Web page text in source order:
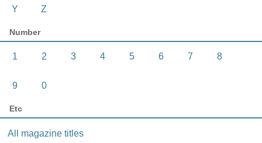
Y Z
Number
1 2 3 4 5 6 7 8
9 0
Etc
All magazine titles